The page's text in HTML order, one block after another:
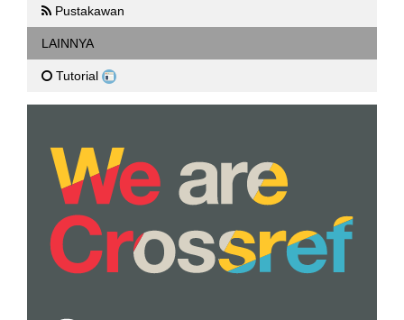
Pustakawan
LAINNYA
Tutorial